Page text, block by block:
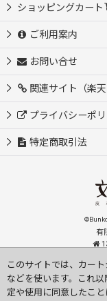
ショッピングカート
ご利用案内
お問い合せ
関連サイト（楽
プライバシーポ
特定商取引法
有
このサイトでは、カー
などを使います。これ
定や使用に同意したこ